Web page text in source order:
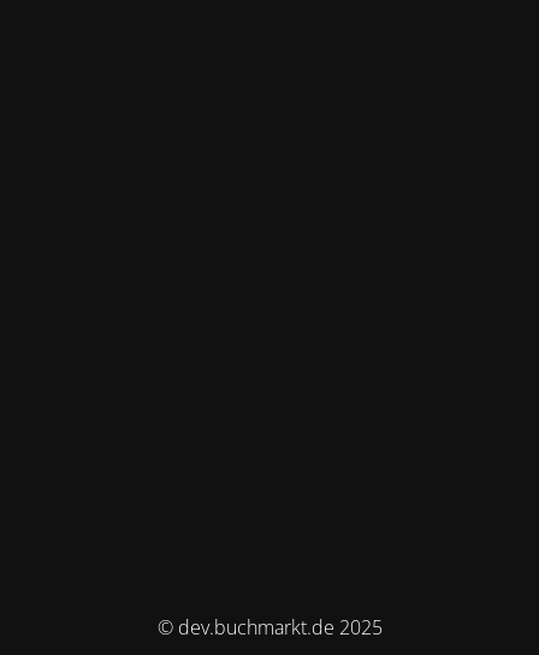
© dev.buchmarkt.de 2025